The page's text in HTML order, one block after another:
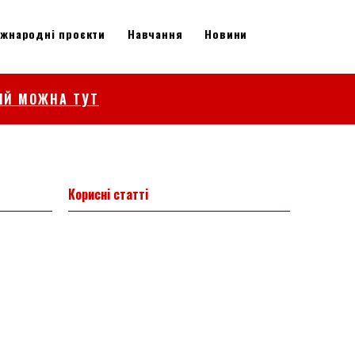
проєкти Навчання Новини
МОЖНА ТУТ
Корисні статті